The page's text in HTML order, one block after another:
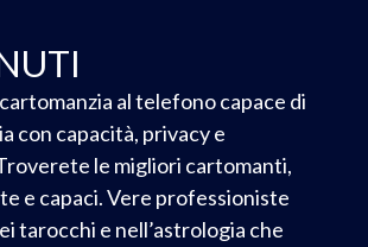
l
s
A
p
p
a
m
al telefono capace di
con capacità, privacy e
le migliori cartomanti,
e capaci. Vere professioniste
tarocchi e nell’astrologia che